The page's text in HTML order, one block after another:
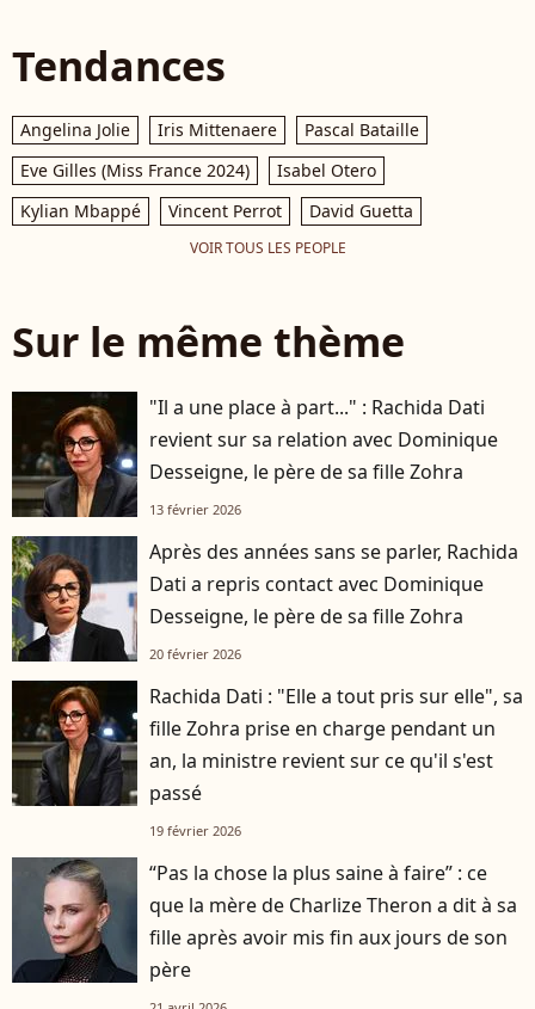
Tendances
Angelina Jolie Iris Mittenaere
Pascal Bataille
Eve Gilles (Miss France 2024)
Isabel Otero
Kylian Mbappé
Vincent Perrot David Guetta
VOIR TOUS LES PEOPLE
Sur le même thème
"Il a une place à part..." : Rachida Dati
revient sur sa relation avec Dominique
Desseigne, le père de sa fille Zohra
13 février 2026
Après des années sans se parler, Rachida
Dati a repris contact avec Dominique
Desseigne, le père de sa fille Zohra
20 février 2026
Rachida Dati : "Elle a tout pris sur elle", sa
fille Zohra prise en charge pendant un
an, la ministre revient sur ce qu'il s'est
passé
19 février 2026
“Pas la chose la plus saine à faire” : ce
que la mère de Charlize Theron a dit à sa
fille après avoir mis fin aux jours de son
père